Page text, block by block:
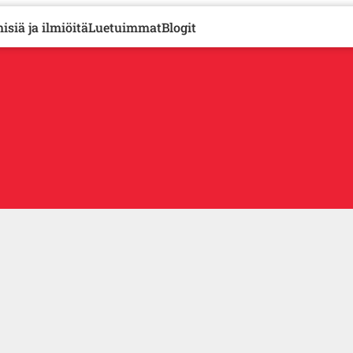
ja ilmiöitäLuetuimmatBlogit